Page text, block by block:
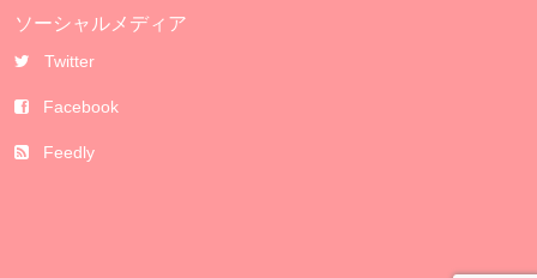
ソーシャルメディア
Twitter
Facebook
Feedly